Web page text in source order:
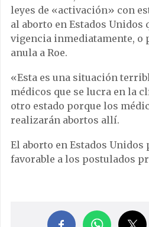
leyes de «activación» con
al aborto en Estados
vigencia inmediatamente, o
anula a Roe.
«Esta es una situación
médicos que se lucra en la
otro estado porque los
realizarán abortos allí.
El aborto en Estados Unidos
favorable a los postulados